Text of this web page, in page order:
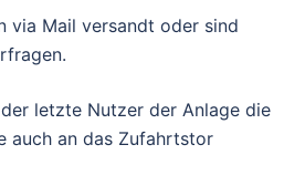
via Mail versandt oder sind
letzte Nutzer der Anlage die
auch an das Zufahrtstor